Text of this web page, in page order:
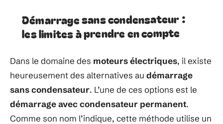
Démarrage sans condensateur :
les limites à prendre en compte
Dans le domaine des moteurs électriques, il existe
heureusement des alternatives au démarrage
sans condensateur. L’une de ces options est le
démarrage aveccondensateur permanent.
Comme son nom l’indique, cette méthode utilise un